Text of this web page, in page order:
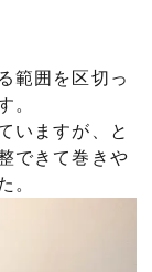
範囲を区切っ
。
いますが、と
できて巻きや
た。